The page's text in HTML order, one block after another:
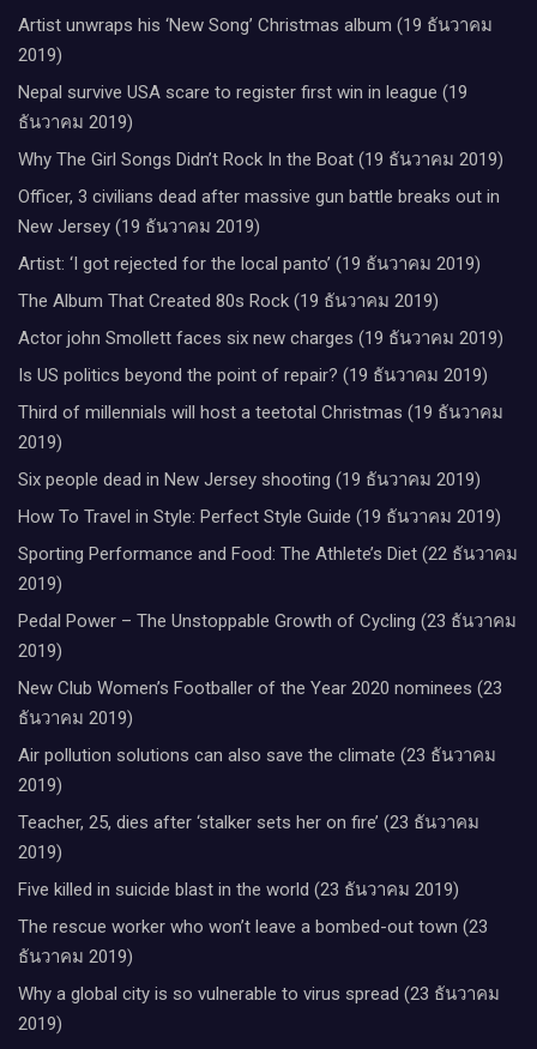
Artist unwraps his ‘New Song’ Christmas album (19 ธันวาคม
2019)
Nepal survive USA scare to register first win in league (19
ธันวาคม 2019)
Why The Girl Songs Didn’t Rock In the Boat (19 ธันวาคม 2019)
Officer, 3 civilians dead after massive gun battle breaks out in
New Jersey (19 ธันวาคม 2019)
Artist: ‘I got rejected for the local panto’ (19 ธันวาคม 2019)
The Album That Created 80s Rock (19 ธันวาคม 2019)
Actor john Smollett faces six new charges (19 ธันวาคม 2019)
Is US politics beyond the point of repair? (19 ธันวาคม 2019)
Third of millennials will host a teetotal Christmas (19 ธันวาคม
2019)
Six people dead in New Jersey shooting (19 ธันวาคม 2019)
How To Travel in Style: Perfect Style Guide (19 ธันวาคม 2019)
Sporting Performance and Food: The Athlete’s Diet (22 ธันวาคม
2019)
Pedal Power – The Unstoppable Growth of Cycling (23 ธันวาคม
2019)
New Club Women’s Footballer of the Year 2020 nominees (23
ธันวาคม 2019)
Air pollution solutions can also save the climate (23 ธันวาคม
2019)
Teacher, 25, dies after ‘stalker sets her on fire’ (23 ธันวาคม
2019)
Five killed in suicide blast in the world (23 ธันวาคม 2019)
The rescue worker who won’t leave a bombed-out town (23
ธันวาคม 2019)
Why a global city is so vulnerable to virus spread (23 ธันวาคม
2019)